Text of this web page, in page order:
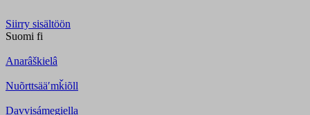
Siirry sisältöön
Suomi fi
Anarâškielâ
Nuõrttsääʹmǩiõll
Davvisámegiella